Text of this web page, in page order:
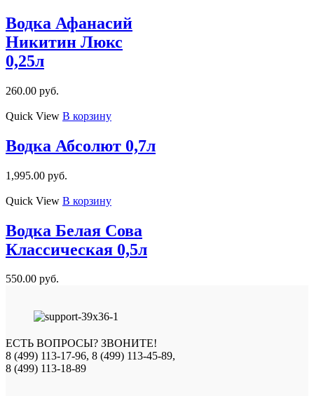
Водка Афанасий
Никитин Люкс
0,25л
260.00 руб.
Quick View В корзину
Водка Абсолют 0,7л
1,995.00 руб.
Quick View В корзину
Водка Белая Сова
Классическая 0,5л
550.00 руб.
ЕСТЬ ВОПРОСЫ? ЗВОНИТЕ!
8 (499) 113-17-96, 8 (499) 113-45-89,
8 (499) 113-18-89